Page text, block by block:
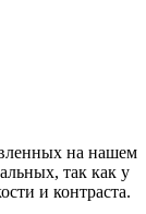
на нашем
так как у
и контраста.